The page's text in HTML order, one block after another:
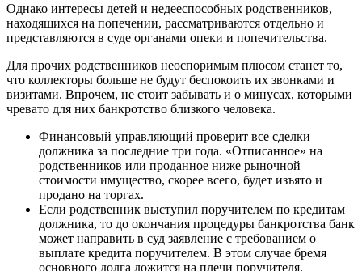
Однако интересы детей и недееспособных родственников,
находящихся на попечении, рассматриваются отдельно и
представляются в суде органами опеки и попечительства.
Для прочих родственников неоспоримым плюсом станет то,
что коллекторы больше не будут беспокоить их звонками и
визитами. Впрочем, не стоит забывать и о минусах, которыми
чревато для них банкротство близкого человека.
Финансовый управляющий проверит все сделки
должника за последние три года. «Отписанное» на
родственников или проданное ниже рыночной
стоимости имущество, скорее всего, будет изъято и
продано на торгах.
Если родственник выступил поручителем по кредитам
должника, то до окончания процедуры банкротства банк
может направить в суд заявление с требованием о
выплате кредита поручителем. В этом случае бремя
основного долга ложится на плечи поручителя.